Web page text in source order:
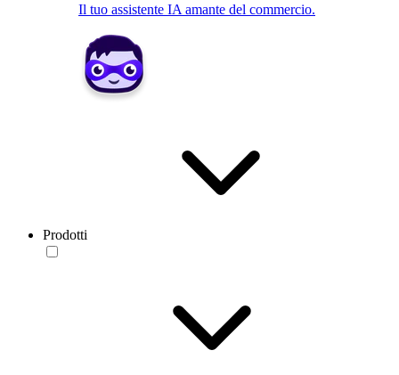
Il tuo assistente IA amante del commercio.
Prodotti